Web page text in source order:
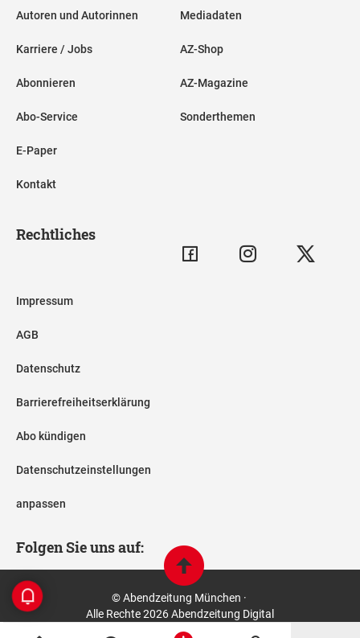
Autoren und Autorinnen
Karriere / Jobs
Abonnieren
Abo-Service
E-Paper
Kontakt
Mediadaten
AZ-Shop
AZ-Magazine
Sonderthemen
Rechtliches
Impressum
AGB
Datenschutz
Barrierefreiheitserklärung
Abo kündigen
Datenschutzeinstellungen
anpassen
Folgen Sie uns auf:
© Abendzeitung München ·
Alle Rechte 2026 Abendzeitung Digital